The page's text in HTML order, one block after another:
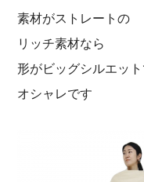
素材がストレートの
リッチ素材なら
形がビッグシルエット
オシャレです